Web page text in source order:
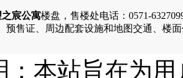
宸公寓楼盘，售楼处电话：0571-
预售证、周边配套设施和地图交通、楼
：本站旨在为